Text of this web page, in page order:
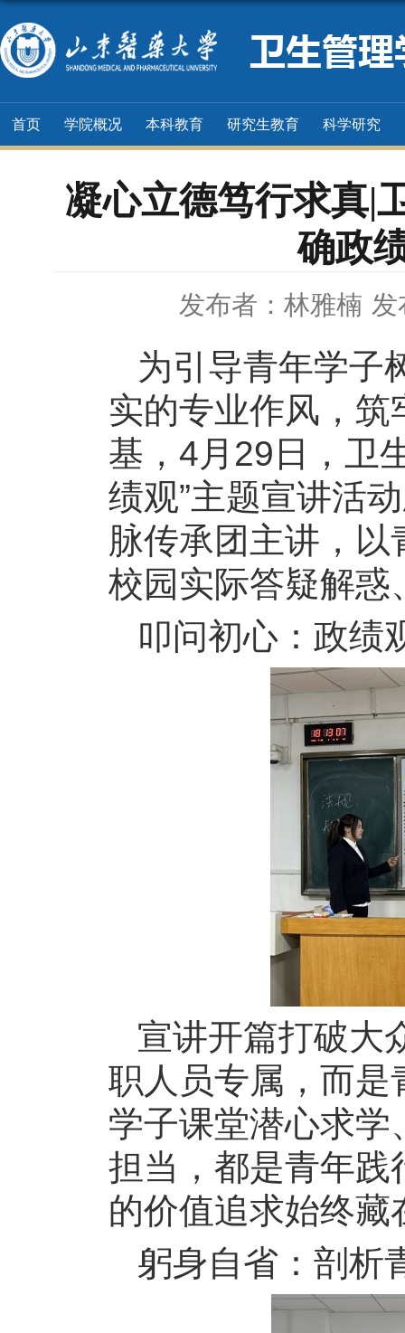
首页 学院概况 本科教育 研究生教育 科学研究
凝心立德笃行求真|
确政
发布者：林雅楠 发
为引导青年学子
实的专业作风，
基， 4月 29 日，卫
绩观”主题宣讲活
脉传承团主讲，
校园实际答疑解惑
叩问初心：政绩
宣讲开篇打破大
职人员专属，而是
学子课堂潜心求
担当，都是青年践
的价值追求始终
躬身自省：剖析